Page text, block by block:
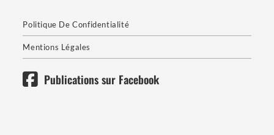
Politique De Confidentialité
Mentions Légales
Publications sur Facebook